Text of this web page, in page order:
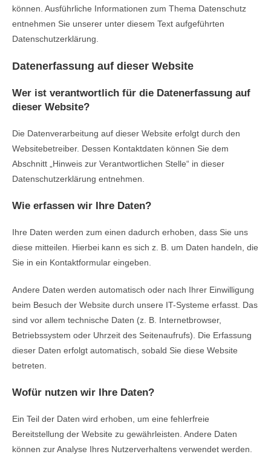
können. Ausführliche Informationen zum Thema Datenschutz
entnehmen Sie unserer unter diesem Text aufgeführten
Datenschutzerklärung.
Datenerfassung auf dieser Website
Wer ist verantwortlich für die Datenerfassung auf
dieser Website?
Die Datenverarbeitung auf dieser Website erfolgt durch den
Websitebetreiber. Dessen Kontaktdaten können Sie dem
Abschnitt „Hinweis zur Verantwortlichen Stelle“ in dieser
Datenschutzerklärung entnehmen.
Wie erfassen wir Ihre Daten?
Ihre Daten werden zum einen dadurch erhoben, dass Sie uns
diese mitteilen. Hierbei kann es sich z. B. um Daten handeln, die
Sie in ein Kontaktformular eingeben.
Andere Daten werden automatisch oder nach Ihrer Einwilligung
beim Besuch der Website durch unsere IT-Systeme erfasst. Das
sind vor allem technische Daten (z. B. Internetbrowser,
Betriebssystem oder Uhrzeit des Seitenaufrufs). Die Erfassung
dieser Daten erfolgt automatisch, sobald Sie diese Website
betreten.
Wofür nutzen wir Ihre Daten?
Ein Teil der Daten wird erhoben, um eine fehlerfreie
Bereitstellung der Website zu gewährleisten. Andere Daten
können zur Analyse Ihres Nutzerverhaltens verwendet werden.